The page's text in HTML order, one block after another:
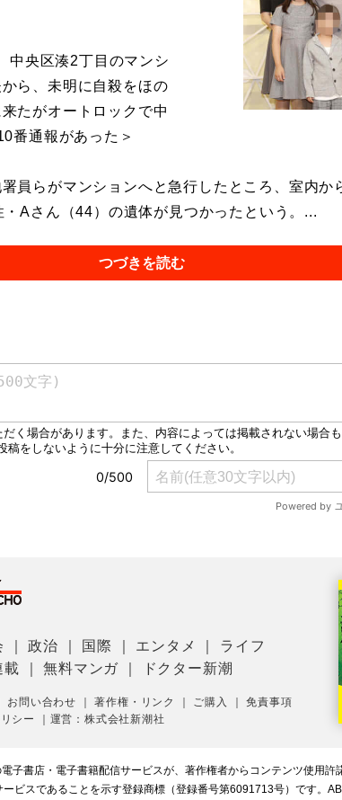
中央区湊2丁目のマンシ
ら、未明に自殺をほの
たがオートロックで中
番通報があった＞
員らがマンションへと急行したところ、室内か
・Aさん（44）の遺体が見つかったという。...
つづきを読む
｜政治 国際 エンタメ
ライフ
載 ｜無料マンガ ドクター新潮
お問い合わせ ｜著作権・リンク ご購入 ｜免責事項
シー 運営：株式会社新潮社
子書店・電子書籍配信サービスが、著作権者からコンテンツ使用許
ービスであることを示す登録商標（登録番号第6091713号）です。